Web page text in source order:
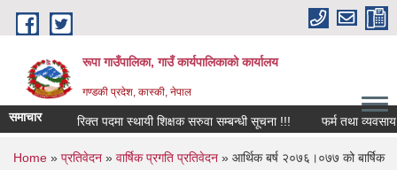
Skip to main content
रूपा गाउँपालिका, गाउँ कार्यपालिकाको कार्यालय
गण्डकी प्रदेश, कास्की, नेपाल
समाचार रिक्त पदमा स्थायी शिक्षक सरुवा सम्बन्धी सूचना !!! फर्म तथा व्यवसाय बन्द
You are here
Home» प्रतिवेदन» वार्षिक प्रगति प्रतिवेदन» आर्थिक बर्ष २०७६।०७७ को बार्षिक